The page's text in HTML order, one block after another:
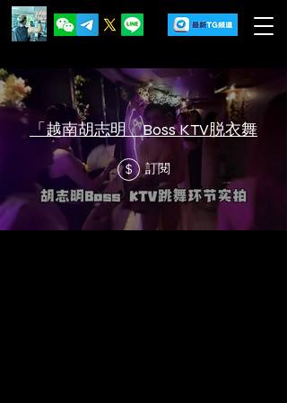
「越南胡志明」Boss KTV脱衣舞
$ 訂閱